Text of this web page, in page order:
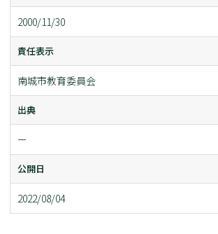
2000/11/30
責任表示
南城市教育委員会
出典
ー
公開日
2022/08/04